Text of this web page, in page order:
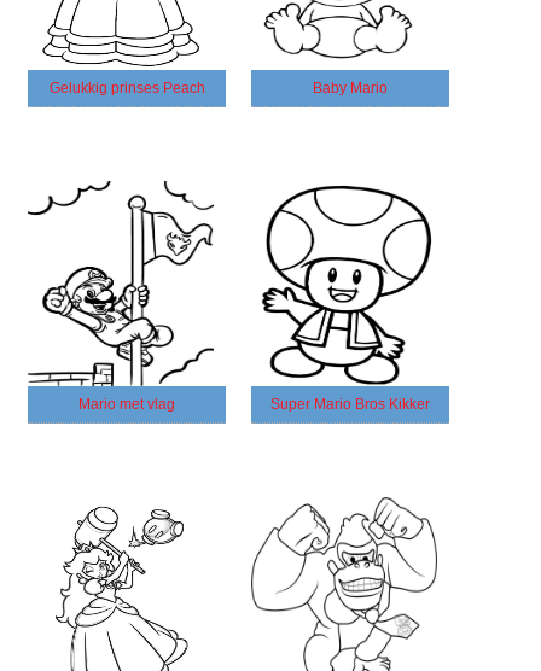
Gelukkig prinses Peach Baby Mario
Mario met vlag Super Mario Bros Kikker